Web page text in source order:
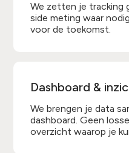
We zetten je tracking
side meting waar
voor de toekomst.
Dashboard &
We brengen je data
dashboard. Geen
overzicht waarop je